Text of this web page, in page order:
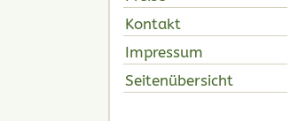
Kontakt
Impressum
Seitenübersicht